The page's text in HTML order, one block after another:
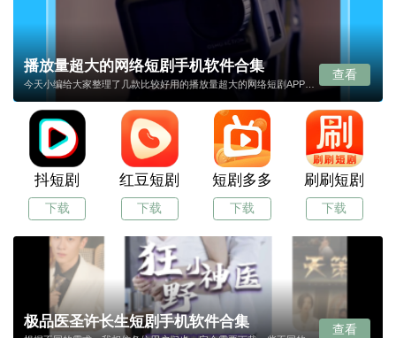
播放量超大的网络短剧手机软件合集
今天小编给大家整理了几款比较好用的播放量超大的网络短剧APP合集，每款APP画面都制作精美，功能强大，操作简单易上手，且适合所有年龄阶段的用户们，有需要播放量超大的网络短剧APP合集的小伙伴就来下载使用吧！
查看
抖短剧
下载
红豆短剧
下载
短剧多多
下载
刷刷短剧
下载
极品医圣许长生短剧手机软件合集 查看